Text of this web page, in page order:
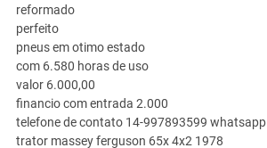
reformado
perfeito
pneus em otimo estado
com 6.580 horas de uso
valor 6.000,00
financio com entrada 2.000
telefone de contato 14-997893599 whatsapp
trator massey ferguson 65x 4x2 1978